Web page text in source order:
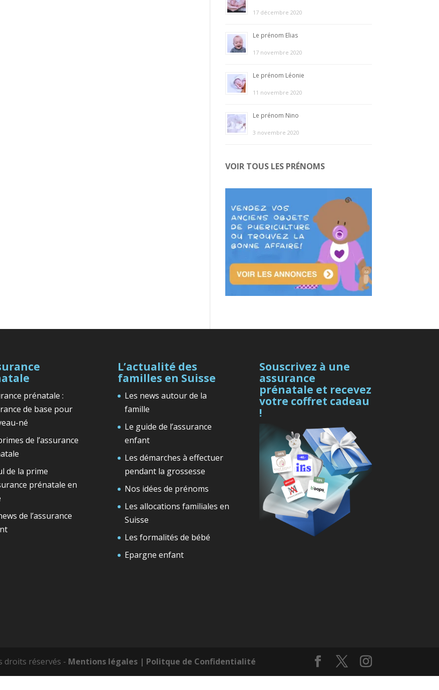
17 décembre 2020
Le prénom Elias
17 novembre 2020
Le prénom Léonie
11 novembre 2020
Le prénom Nino
3 novembre 2020
VOIR TOUS LES PRÉNOMS
prénatale :
de base pour
né
de l’assurance
de la prime
prénatale en
de l’assurance
L’actualité des
familles en Suisse
Les news autour de la
famille
Le guide de l’assurance
enfant
Les démarches à effectuer
pendant la grossesse
Nos idées de prénoms
Les allocations familiales en
Suisse
Les formalités de bébé
Epargne enfant
Souscrivez à une
assurance
prénatale et recevez
votre coffret cadeau
!
droits réservés - Mentions légales | Politque de Confidentialité